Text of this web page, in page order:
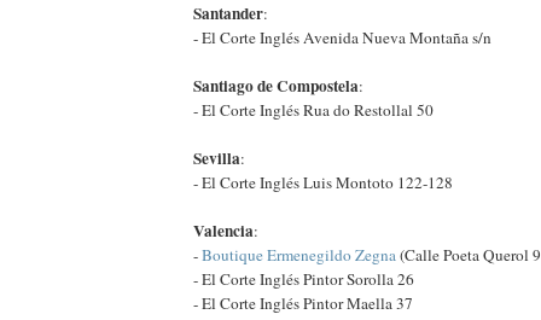
Santander:
- El Corte Inglés Avenida Nueva Montaña s/n
Santiago de Compostela:
- El Corte Inglés Rua do Restollal 50
Sevilla:
- El Corte Inglés Luis Montoto 122-128
Valencia:
-Boutique Ermenegildo Zegna(Calle Poeta Querol
- El Corte Inglés Pintor Sorolla 26
- El Corte Inglés Pintor Maella 37